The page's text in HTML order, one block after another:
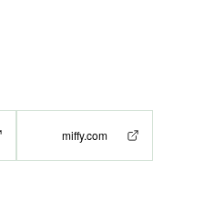
miffy.com